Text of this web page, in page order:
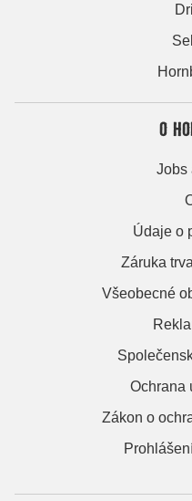
O
Jobs
Údaje o
Záruka
Všeobecné
Ochrana
Zákon o